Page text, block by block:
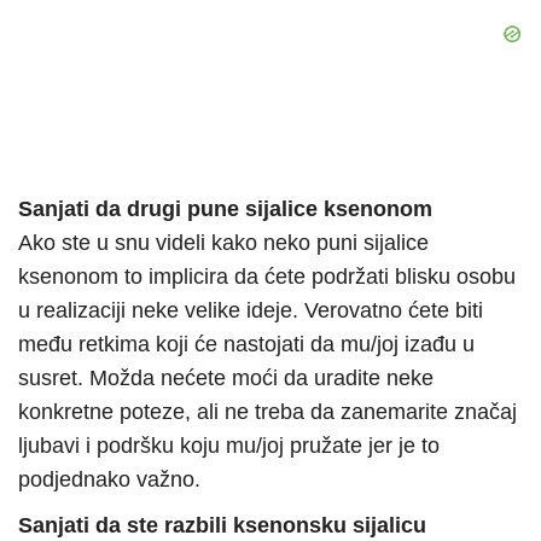
Sanjati da drugi pune sijalice ksenonom
Ako ste u snu videli kako neko puni sijalice
ksenonom to implicira da ćete podržati blisku osobu
u realizaciji neke velike ideje. Verovatno ćete biti
među retkima koji će nastojati da mu/joj izađu u
susret. Možda nećete moći da uradite neke
konkretne poteze, ali ne treba da zanemarite značaj
ljubavi i podršku koju mu/joj pružate jer je to
podjednako važno.
Sanjati da ste razbili ksenonsku sijalicu